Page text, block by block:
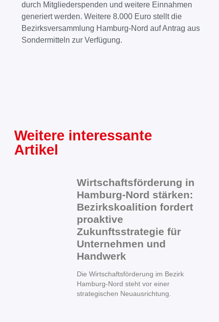
durch Mitgliederspenden und weitere Einnahmen
generiert werden. Weitere 8.000 Euro stellt die
Bezirksversammlung Hamburg-Nord auf Antrag aus
Sondermitteln zur Verfügung.
Weitere interessante
Artikel
Wirtschaftsförderung in
Hamburg-Nord stärken:
Bezirkskoalition fordert
proaktive
Zukunftsstrategie für
Unternehmen und
Handwerk
Die Wirtschaftsförderung im Bezirk
Hamburg-Nord steht vor einer
strategischen Neuausrichtung.